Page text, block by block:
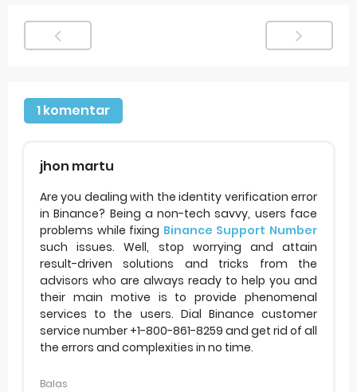
1 komentar
jhon martu
Are you dealing with the identity verification error
in Binance? Being a non-tech savvy, users face
problems while fixing Binance Support Number
such issues. Well, stop worrying and attain
result-driven solutions and tricks from the
advisors who are always ready to help you and
their main motive is to provide phenomenal
services to the users. Dial Binance customer
service number +1-800-861-8259 and get rid of all
the errors and complexities in no time.
Balas